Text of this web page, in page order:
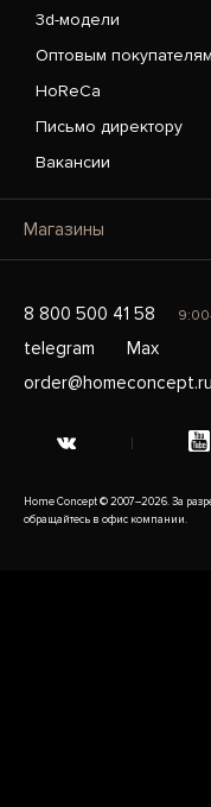
3d-модели
Оптовым покупателям
HoReCa
Письмо директору
Вакансии
Магазины
8 800 500 41 58
telegram
Max
order@homeconcept.ru
Home Concept © 2007–2026. За
обращайтесь в офис компании.